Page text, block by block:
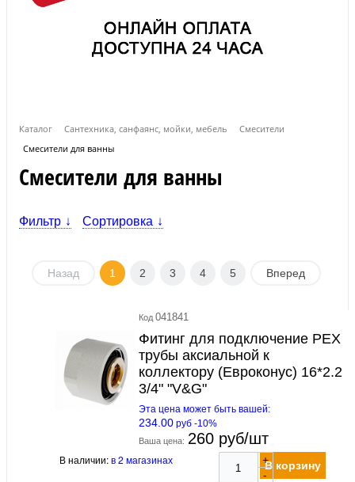
Каталог Сантехника, санфаянс, мойки, мебель
Смесители
Смесители для ванны
Смесители для ванны
Фильтр Сортировка
Назад 1 2 3 4 5 Вперед
Код 041841
Фитинг для подключение РЕХ
трубы аксиальной к
коллектору (Евроконус) 16*2.2
3/4" "V&G"
Эта цена может быть вашей:
234.00 руб -10%
Ваша цена: 260 руб/шт
В наличии:в 2 магазинах
+
-
В корзину